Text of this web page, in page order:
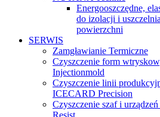
Energooszczędne,
do izolacji i
powierzchni
SERWIS
Zamgławianie Termiczne
Czyszczenie form
Injectionmold
Czyszczenie linii
ICECARD Precision
Czyszczenie szaf i
Resist